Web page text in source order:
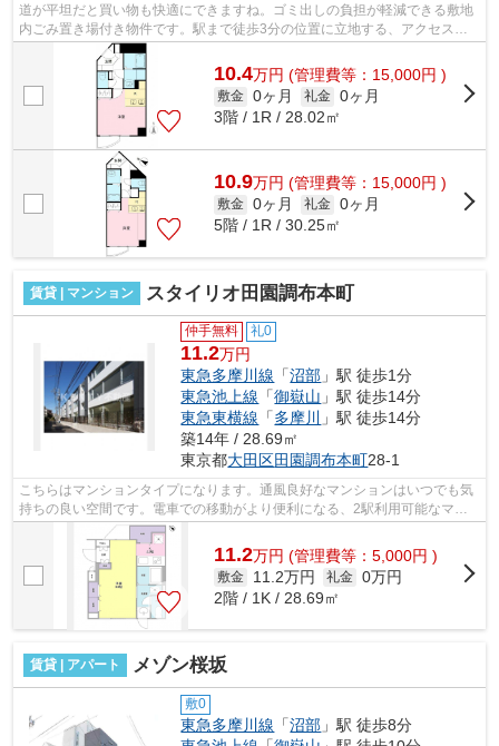
道が平坦だと買い物も快適にできますね。ゴミ出しの負担が軽減できる敷地
内ごみ置き場付き物件です。駅まで徒歩3分の位置に立地する、アクセス良
好な物件です。こちらの物件はマンショ...
10.4万円 (管理費等：15,000円 )
敷金 0ヶ月 礼金 0ヶ月
3階 / 1R / 28.02㎡
10.9万円 (管理費等：15,000円 )
敷金 0ヶ月 礼金 0ヶ月
5階 / 1R / 30.25㎡
賃貸 | マンション スタイリオ田園調布本町
仲手無料 礼0
11.2万円
東急多摩川線 「沼部 」駅 徒歩1分
東急池上線 「御嶽山 」駅 徒歩14分
東急東横線 「多摩川
」駅 徒歩14分
築14年 / 28.69㎡
東京都大田区田園調布本町28-1
こちらはマンションタイプになります。通風良好なマンションはいつでも気
持ちの良い空間です。電車での移動がより便利になる、2駅利用可能なマン
ションです。徒歩1分で駅にアクセスで...
11.2万円 (管理費等：5,000円 )
敷金 11.2万円 礼金 0万円
2階 / 1K / 28.69㎡
賃貸 | アパート メゾン桜坂
敷0
東急多摩川線 「沼部 」駅 徒歩8分